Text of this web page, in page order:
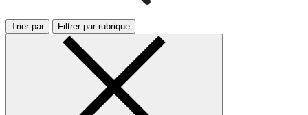
Trier par Filtrer par rubrique